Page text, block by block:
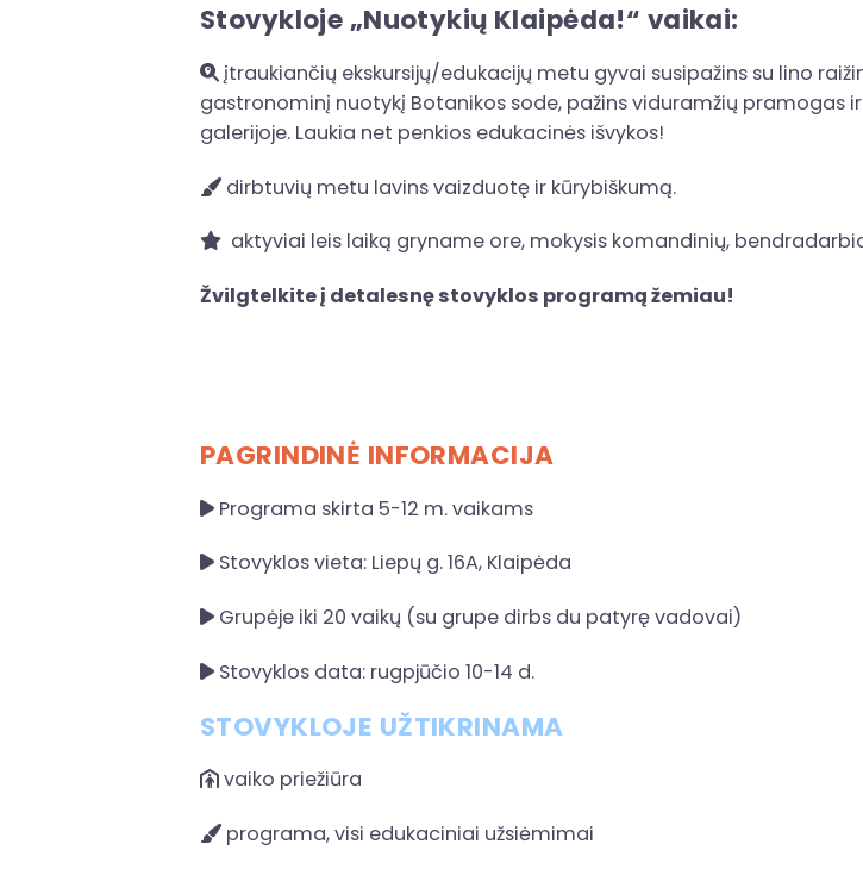
Stovykloje „Nuotykių Klaipėda!“ vaikai:
įtraukiančių ekskursijų/edukacijų metu gyvai susipažins su lino
gastronominį nuotykį Botanikos sode, pažins viduramžių pramogas
galerijoje. Laukia net penkios edukacinės išvykos!
dirbtuvių metu lavins vaizduotę ir kūrybiškumą.
aktyviai leis laiką gryname ore, mokysis komandinių,
Žvilgtelkite į detalesnę stovyklos programą žemiau!
PAGRINDINĖ INFORMACIJA
Programa skirta 5-12 m. vaikams
Stovyklos vieta: Liepų g. 16A, Klaipėda
Grupėje iki 20 vaikų (su grupe dirbs du patyrę vadovai)
Stovyklos data: rugpjūčio 10-14 d.
STOVYKLOJE UŽTIKRINAMA
vaiko priežiūra
programa, visi edukaciniai užsiėmimai